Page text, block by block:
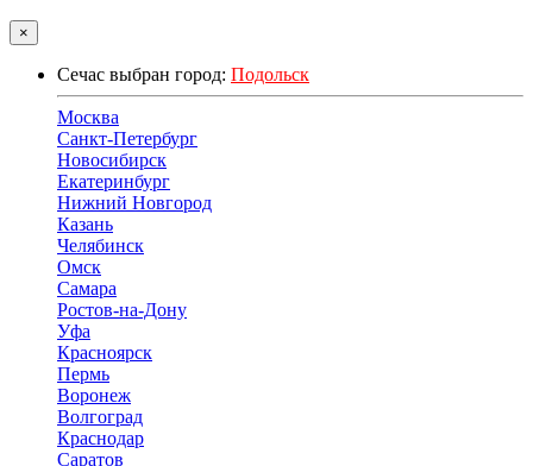
×
Сечас выбран город: Подольск
Москва
Санкт-Петербург
Новосибирск
Екатеринбург
Нижний Новгород
Казань
Челябинск
Омск
Самара
Ростов-на-Дону
Уфа
Красноярск
Пермь
Воронеж
Волгоград
Краснодар
Саратов